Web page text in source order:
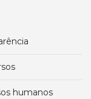
humanos